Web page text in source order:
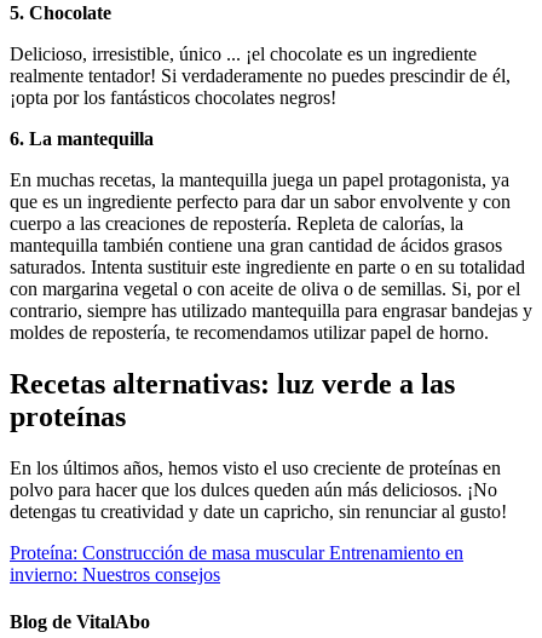
5. Chocolate
Delicioso, irresistible, único ... ¡el chocolate es un ingrediente
realmente tentador! Si verdaderamente no puedes prescindir de él,
¡opta por los fantásticos chocolates negros!
6. La mantequilla
En muchas recetas, la mantequilla juega un papel protagonista, ya
que es un ingrediente perfecto para dar un sabor envolvente y con
cuerpo a las creaciones de repostería. Repleta de calorías, la
mantequilla también contiene una gran cantidad de ácidos grasos
saturados. Intenta sustituir este ingrediente en parte o en su totalidad
con margarina vegetal o con aceite de oliva o de semillas. Si, por el
contrario, siempre has utilizado mantequilla para engrasar bandejas y
moldes de repostería, te recomendamos utilizar papel de horno.
Recetas alternativas: luz verde a las
proteínas
En los últimos años, hemos visto el uso creciente de proteínas en
polvo para hacer que los dulces queden aún más deliciosos. ¡No
detengas tu creatividad y date un capricho, sin renunciar al gusto!
Proteína: Construcción de masa muscular Entrenamiento en
invierno: Nuestros consejos
Blog de VitalAbo